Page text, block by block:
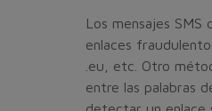
Los mensajes
enlaces
.eu, etc. Otro
entre las palabras